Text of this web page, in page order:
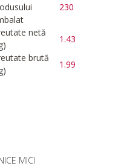
230
netă
1.43
brută
1.99
MICI